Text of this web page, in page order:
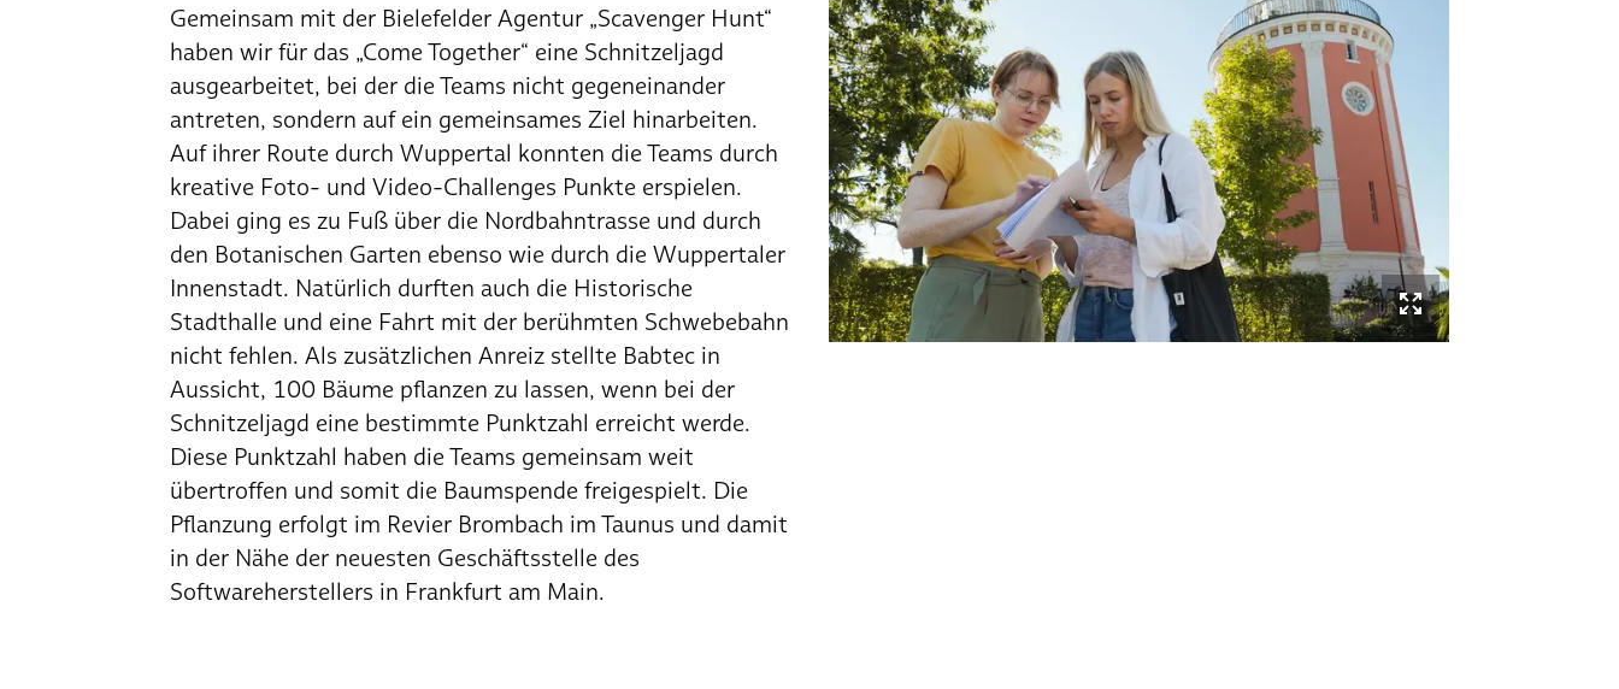
Gemeinsam mit der Bielefelder Agentur „Scavenger Hunt“
haben wir für das „Come Together“ eine Schnitzeljagd
ausgearbeitet, bei der die Teams nicht gegeneinander
antreten, sondern auf ein gemeinsames Ziel hinarbeiten.
Auf ihrer Route durch Wuppertal konnten die Teams durch
kreative Foto- und Video-Challenges Punkte erspielen.
Dabei ging es zu Fuß über die Nordbahntrasse und durch
den Botanischen Garten ebenso wie durch die Wuppertaler
Innenstadt. Natürlich durften auch die Historische
Stadthalle und eine Fahrt mit der berühmten Schwebebahn
nicht fehlen. Als zusätzlichen Anreiz stellte Babtec in
Aussicht, 100 Bäume pflanzen zu lassen, wenn bei der
Schnitzeljagd eine bestimmte Punktzahl erreicht werde.
Diese Punktzahl haben die Teams gemeinsam weit
übertroffen und somit die Baumspende freigespielt. Die
Pflanzung erfolgt im Revier Brombach im Taunus und damit
in der Nähe der neuesten Geschäftsstelle des
Softwareherstellers in Frankfurt am Main.